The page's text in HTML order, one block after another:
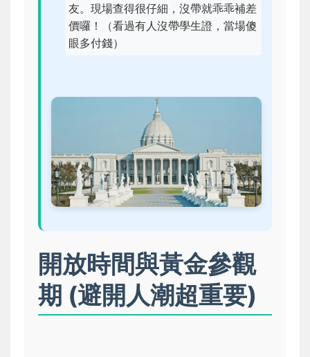
友。現場查得很仔細，沒帶就乖乖補差
價囉！（看過有人沒帶學生證，當場傻
眼多付錢）
開放時間與黃金參觀
期 (避開人潮超重要)